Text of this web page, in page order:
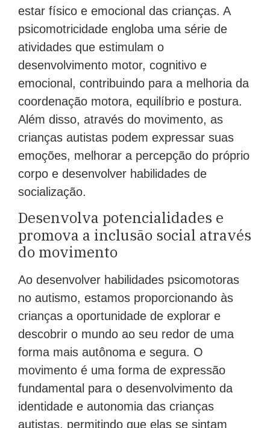
estar físico e emocional das crianças. A
psicomotricidade engloba uma série de
atividades que estimulam o
desenvolvimento motor, cognitivo e
emocional, contribuindo para a melhoria da
coordenação motora, equilíbrio e postura.
Além disso, através do movimento, as
crianças autistas podem expressar suas
emoções, melhorar a percepção do próprio
corpo e desenvolver habilidades de
socialização.
Desenvolva potencialidades e
promova a inclusão social através
do movimento
Ao desenvolver habilidades psicomotoras
no autismo, estamos proporcionando às
crianças a oportunidade de explorar e
descobrir o mundo ao seu redor de uma
forma mais autônoma e segura. O
movimento é uma forma de expressão
fundamental para o desenvolvimento da
identidade e autonomia das crianças
autistas, permitindo que elas se sintam